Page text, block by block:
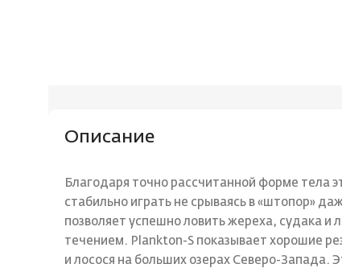
Описание
Благодаря точно рассчитанной форме тела
стабильно играть не срываясь в «штопор»
позволяет успешно ловить жереха, судака
течением. Plankton-S показывает хорошие
и лосося на больших озерах Северо-Запада.